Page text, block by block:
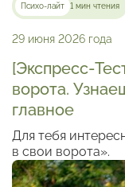
Психо-лайт 1 мин чтения
29 июня 2026 года
[Экспресс-
ворота.
главное
Для тебя
в свои ворота».